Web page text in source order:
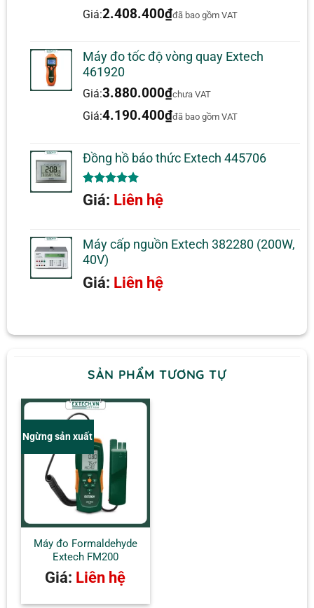
đánh giá
Giá:2.408.400₫đã bao gồm VAT
Máy đo tốc độ vòng quay Extech
461920
Giá:3.880.000₫chưa VAT
Giá:4.190.400₫đã bao gồm VAT
Đồng hồ báo thức Extech 445706
5.00trên 5
dựa trên
1
Giá: Liên hệ
Máy cấp nguồn Extech 382280 (200W,
40V)
Giá: Liên hệ
SẢN PHẨM TƯƠNG TỰ
Ngừng sản xuất
Máy đo Formaldehyde
Extech FM200
Giá: Liên hệ